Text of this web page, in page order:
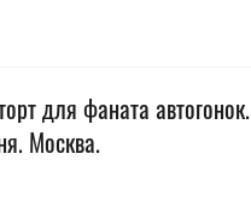
для фаната автогонок.
Москва.